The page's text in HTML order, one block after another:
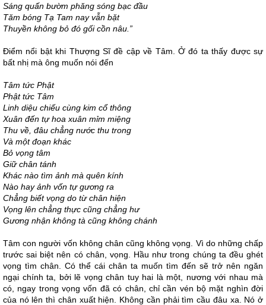
Sáng quấn bườm phăng sóng bạc đầu
Tăm bóng Tạ Tam nay vẫn bặt
Thuyền không bỏ đó gối cồn nâu.”
Điểm nổi bật khi Thượng Sĩ đề cập về Tâm. Ở đó ta thấy được sự
bất nhị mà ông muốn nói đến
Tâm tức Phật
Phật tức Tâm
Linh diệu chiếu cùng kim cổ thông
Xuân đến tự hoa xuân mỉm miệng
Thu về, đâu chẳng nước thu trong
Và một đoạn khác
Bỏ vọng tâm
Giữ chân tánh
Khác nào tìm ảnh mà quên kính
Nào hay ảnh vốn tự gương ra
Chẳng biết vọng do từ chân hiện
Vọng lên chẳng thực cũng chẳng hư
Gương nhận không tà cũng không chánh
Tâm con người vốn không chân cũng không vọng. Vì do những chấp
trước sai biệt nên có chân, vọng. Hầu như trong chúng ta đều ghét
vọng tìm chân. Có thể cái chân ta muốn tìm đến sẽ trở nên ngăn
ngại chính ta, bởi lẽ vọng chân tuy hai là một, nương với nhau mà
có, ngay trong vọng vốn đã có chân, chỉ cần vén bộ mặt nghìn đời
của nó lên thì chân xuất hiện. Không cần phải tìm cầu đâu xa. Nó ở